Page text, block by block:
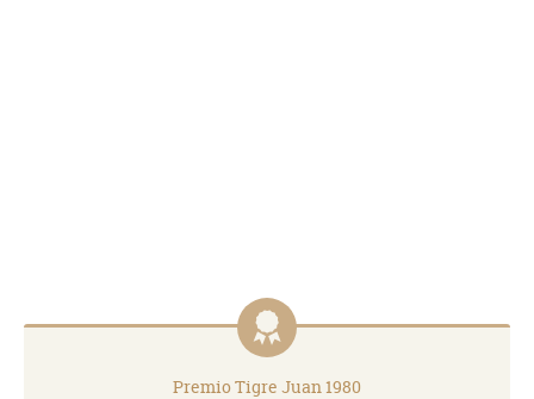
Premio Tigre Juan 1980